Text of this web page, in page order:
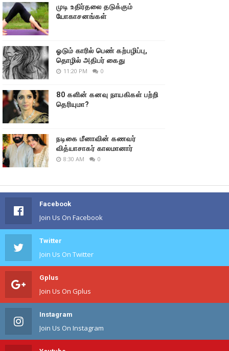
முடி உதிர்தலை தடுக்கும்
யோகாசனங்கள்
ஓடும் காரில் பெண் கற்பழிப்பு,
தொழில் அதிபர் கைது
11:20 PM 0
80 களின் கனவு நாயகிகள் பற்றி
தெரியுமா?
நடிகை மீனாவின் கணவர்
வித்யாசாகர் காலமானார்
8:30 AM 0
Facebook
Join Us On Facebook
Twitter
Join Us On Twitter
Gplus
Join Us On Gplus
Instagram
Join Us On Instagram